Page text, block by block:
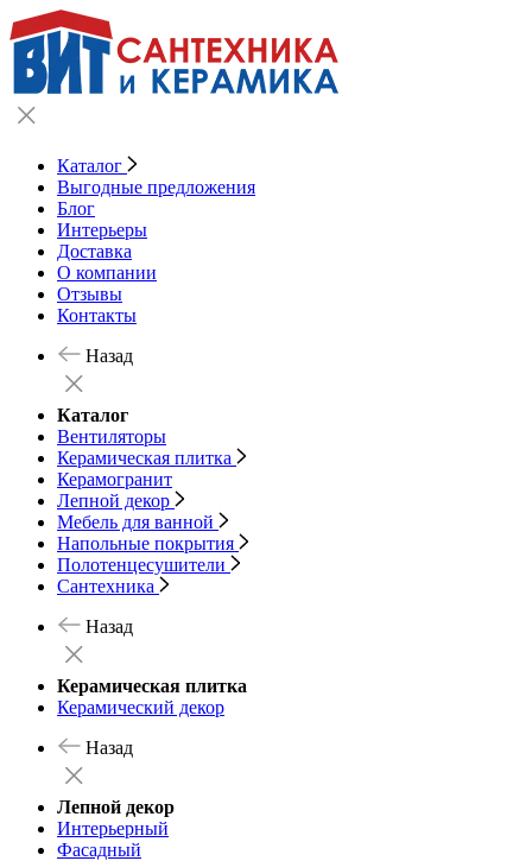
Каталог
Выгодные предложения
Блог
Интерьеры
Доставка
О компании
Отзывы
Контакты
Назад
Каталог
Вентиляторы
Керамическая плитка
Керамогранит
Лепной декор
Мебель для ванной
Напольные покрытия
Полотенцесушители
Сантехника
Назад
Керамическая плитка
Керамический декор
Назад
Лепной декор
Интерьерный
Фасадный